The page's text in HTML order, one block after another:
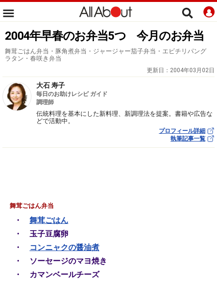
2004年早春のお弁当5つ 今月のお弁当
舞茸ごはん弁当・豚角煮弁当・ジャージャー茄子弁当・エビチリパング
ラタン・春咲き弁当
更新日： 2004年03月02日
大石 寿子
毎日のお助けレシピ ガイド
調理師
伝統料理を基本にした新料理、新調理法を提案。書籍や広告な
どで活動中。
プロフィール詳細
執筆記事一覧
舞茸ごはん弁当
・ 舞茸ごはん
・ 玉子豆腐卵
・
コンニャクの醤油煮
・ ソーセージのマヨ焼き
・ カマンベールチーズ